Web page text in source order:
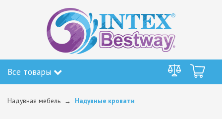
Все товары
Надувная мебель Надувные кровати